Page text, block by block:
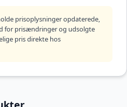
prisoplysninger opdaterede,
for prisændringer og udsolgte
pris direkte hos